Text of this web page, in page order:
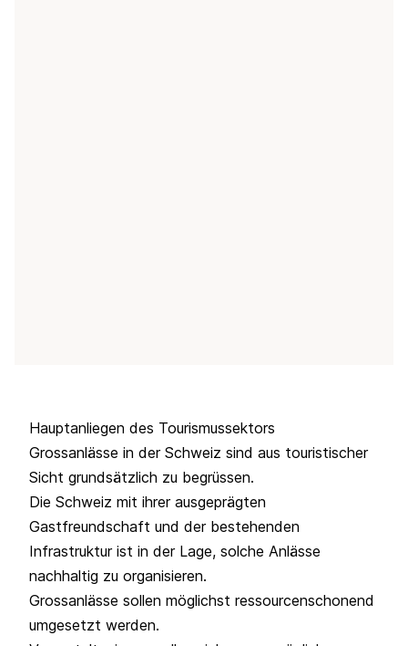
Hauptanliegen des Tourismussektors
Grossanlässe in der Schweiz sind aus touristischer
Sicht grundsätzlich zu begrüssen.
Die Schweiz mit ihrer ausgeprägten
Gastfreundschaft und der bestehenden
Infrastruktur ist in der Lage, solche Anlässe
nachhaltig zu organisieren.
Grossanlässe sollen möglichst ressourcenschonend
umgesetzt werden.